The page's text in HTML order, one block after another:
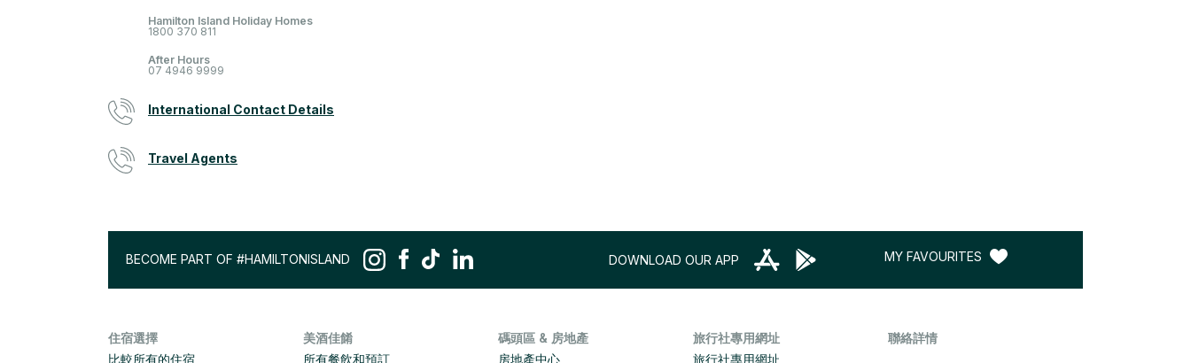
Hamilton Island Holiday Homes
1800 370 811
After Hours
07 4946 9999
International Contact Details
Travel Agents
BECOME PART OF #HAMILTONISLAND DOWNLOAD OUR APP MY FAVOURITES
住宿選擇
比較所有的住宿
美酒佳餚
所有餐飲和預訂
碼頭區 & 房地產
房地產中心
旅行社專用網址
旅行社專用網址
聯絡詳情